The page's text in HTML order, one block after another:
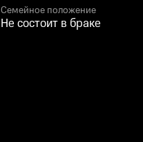
Семейное положение
Не состоит в браке